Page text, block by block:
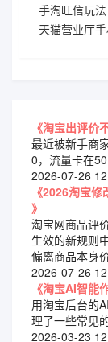
手淘旺信玩法
天猫营业厅
《淘宝出评价
最近被新手商
0，流量卡在
2026-07-26
《2026淘宝
》
淘宝网商品评
生效的新规则
偏离商品本身
2026-07-26
《淘宝AI智能
用淘宝后台的
理了一些常见
2026-03-23